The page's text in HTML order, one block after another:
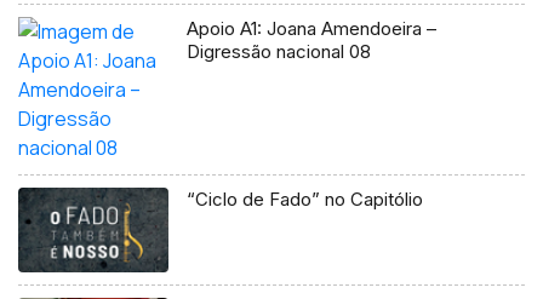
Apoio A1: Joana Amendoeira –
Digressão nacional 08
“Ciclo de Fado” no Capitólio